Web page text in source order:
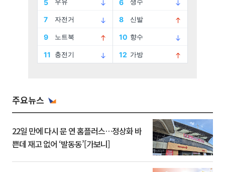
주요뉴스
22일 만에 다시 문 연 홈플러스…정상화 바
쁜데 재고 없어 ‘발동동’[가보니]